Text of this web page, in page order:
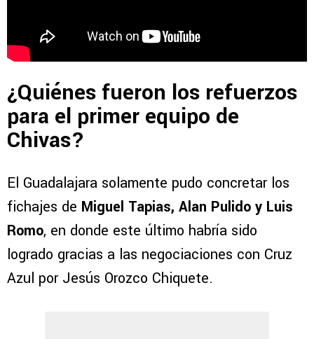
¿Quiénes fueron los refuerzos
para el primer equipo de
Chivas?
El Guadalajara solamente pudo concretar los
fichajes de Miguel Tapias, Alan Pulido y Luis
Romo, en donde este último habría sido
logrado gracias a las negociaciones con Cruz
Azul por Jesús Orozco Chiquete.